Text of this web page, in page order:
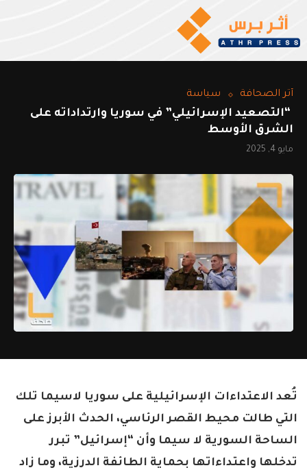
أثر الصحافة سياسة
“التصعيد الإسرائيلي” في سوريا وارتداداته على
الشرق الأوسط
مايو 4, 2025
تُعد الاعتداءات الإسرائيلية على سوريا لاسيما تلك
التي طالت محيط القصر الرئاسي، الحدث الأبرز على
الساحة السورية لا سيما وأن “إسرائيل” تبرر
تدخلها واعتداءاتها بحماية الطائفة الدرزية، وما زاد